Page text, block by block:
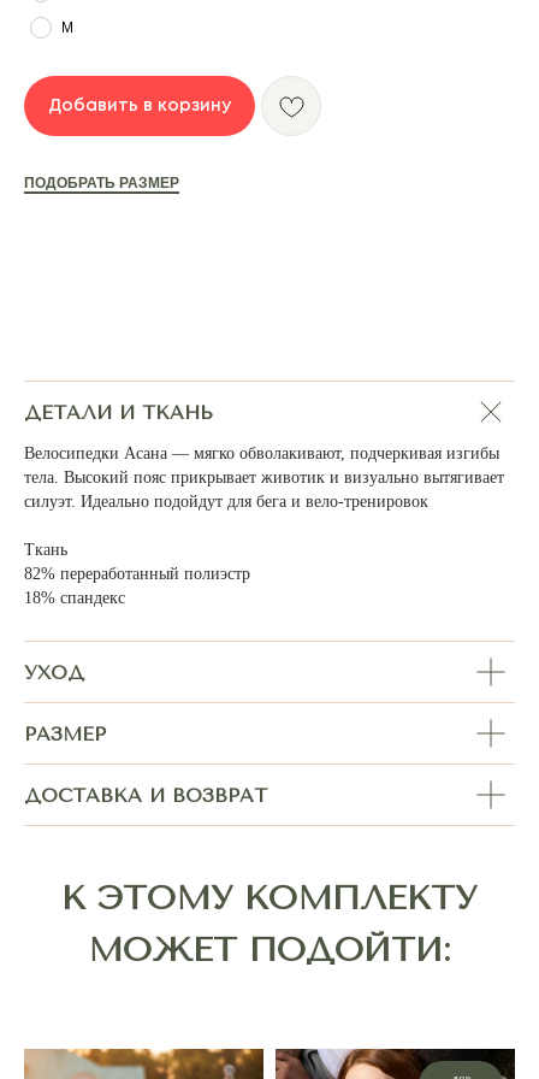
M
Добавить в корзину
ПОДОБРАТЬ РАЗМЕР
ДЕТАЛИ И ТКАНЬ
Велосипедки Асана — мягко обволакивают, подчеркивая изгибы
тела. Высокий пояс прикрывает животик и визуально вытягивает
силуэт. Идеально подойдут для бега и вело-тренировок
Ткань
82% переработанный полиэстр
18% спандекс
УХОД
РАЗМЕР
ДОСТАВКА И ВОЗВРАТ